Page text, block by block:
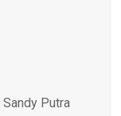
Putra